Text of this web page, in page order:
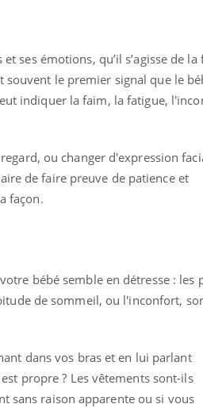
ses émotions, qu’il s’agisse de la
souvent le premier signal que le
indiquer la faim, la fatigue,
ou changer d'expression
de faire preuve de patience et
façon.
bébé semble en détresse : les
de sommeil, ou l'inconfort,
dans vos bras et en lui parlant
propre ? Les vêtements sont-ils
sans raison apparente ou si vous
2
Youtube
Eczéma Chronique des
préparer pour l’été !Youtube
L'été arrive… et avec lui, un tout